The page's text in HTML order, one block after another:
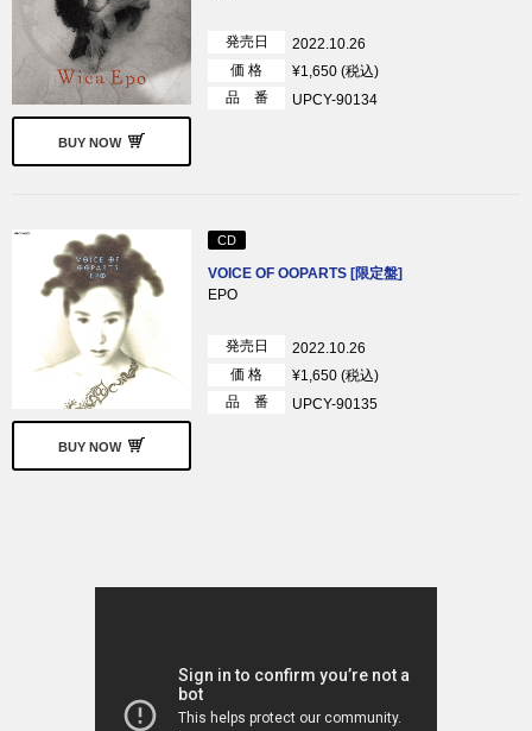
BUY NOW
発売日
2022.10.26
価 格
¥1,650 (税込)
品 番
UPCY-90134
BUY NOW
CD
VOICE OF OOPARTS [限定盤]
EPO
発売日
2022.10.26
価 格
¥1,650 (税込)
品 番
UPCY-90135